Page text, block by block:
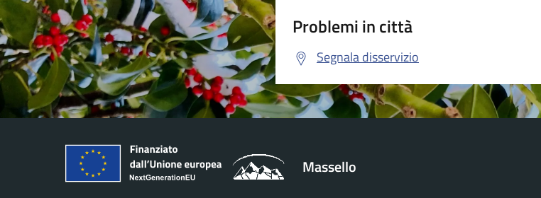
Problemi in città
Segnala disservizio
Massello